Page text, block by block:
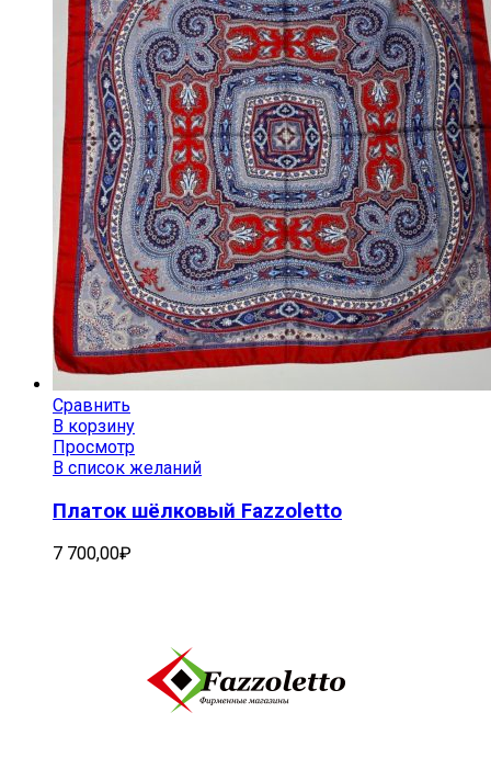
Сравнить
В корзину
Просмотр
В список желаний
Платок шёлковый Fazzoletto
7 700,00₽